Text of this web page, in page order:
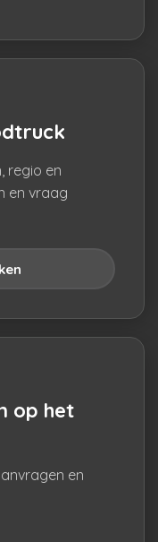
regio en
en vraag
op het
en